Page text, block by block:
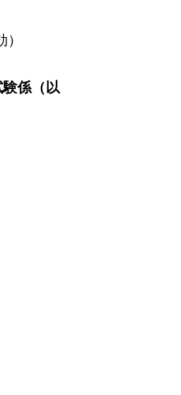
係（以